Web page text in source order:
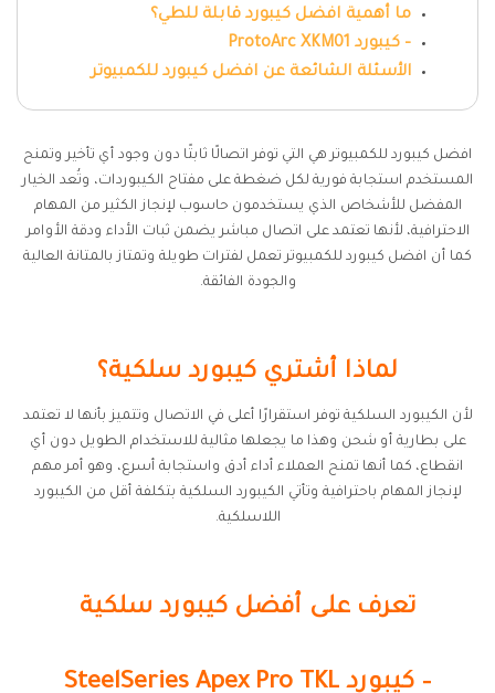
ما أهمية افضل كيبورد قابلة للطي؟
– كيبورد ProtoArc XKM01
الأسئلة الشائعة عن افضل كيبورد للكمبيوتر
افضل كيبورد للكمبيوتر هي التي توفر اتصالًا ثابتًا دون وجود أي تأخير وتمنح
المستخدم استجابة فورية لكل ضغطة على مفتاح الكيبوردات، وتُعد الخيار
المفضل للأشخاص الذي يستخدمون حاسوب لإنجاز الكثير من المهام
الاحترافية، لأنها تعتمد على اتصال مباشر يضمن ثبات الأداء ودقة الأوامر
كما أن افضل كيبورد للكمبيوتر تعمل لفترات طويلة وتمتاز بالمتانة العالية
والجودة الفائقة.
لماذا أشتري كيبورد سلكية؟
لأن الكيبورد السلكية توفر استقرارًا أعلى في الاتصال وتتميز بأنها لا تعتمد
على بطارية أو شحن وهذا ما يجعلها مثالية للاستخدام الطويل دون أي
انقطاع، كما أنها تمنح العملاء أداء أدق واستجابة أسرع، وهو أمر مهم
لإنجاز المهام باحترافية وتأتي الكيبورد السلكية بتكلفة أقل من الكيبورد
اللاسلكية.
تعرف على أفضل كيبورد سلكية
– كيبورد SteelSeries Apex Pro TKL